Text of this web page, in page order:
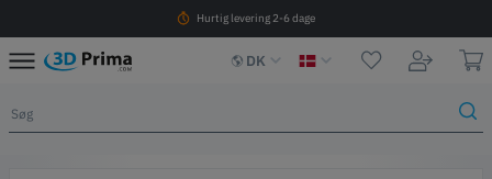
Hurtig levering 2-6 dage
DK